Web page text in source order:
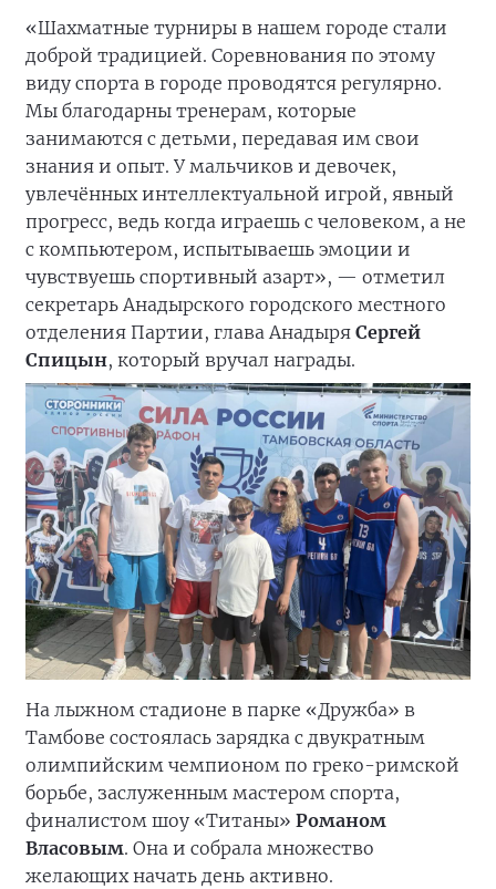
«Шахматные турниры в нашем городе стали
доброй традицией. Соревнования по этому
виду спорта в городе проводятся регулярно.
Мы благодарны тренерам, которые
занимаются с детьми, передавая им свои
знания и опыт. У мальчиков и девочек,
увлечённых интеллектуальной игрой, явный
прогресс, ведь когда играешь с человеком, а не
с компьютером, испытываешь эмоции и
чувствуешь спортивный азарт», — отметил
секретарь Анадырского городского местного
отделения Партии, глава Анадыря Сергей
Спицын, который вручал награды.
На лыжном стадионе в парке «Дружба» в
Тамбове состоялась зарядка с двукратным
олимпийским чемпионом по греко-римской
борьбе, заслуженным мастером спорта,
финалистом шоу «Титаны» Романом
Власовым. Она и собрала множество
желающих начать день активно.